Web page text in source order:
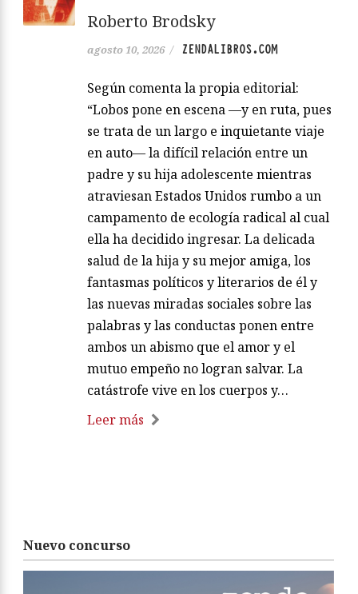
Roberto Brodsky
agosto 10, 2026 / ZENDALIBROS.COM
Según comenta la propia editorial:
“Lobos pone en escena —y en ruta, pues
se trata de un largo e inquietante viaje
en auto— la difícil relación entre un
padre y su hija adolescente mientras
atraviesan Estados Unidos rumbo a un
campamento de ecología radical al cual
ella ha decidido ingresar. La delicada
salud de la hija y su mejor amiga, los
fantasmas políticos y literarios de él y
las nuevas miradas sociales sobre las
palabras y las conductas ponen entre
ambos un abismo que el amor y el
mutuo empeño no logran salvar. La
catástrofe vive en los cuerpos y…
Leer más
Nuevo concurso